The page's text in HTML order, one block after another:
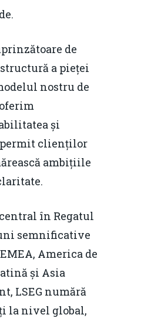
de
a pieței
nostru de
și
permit clienților
ambițiile
în Regatul
semnificative
America de
și Asia
LSEG numără
la nivel global,